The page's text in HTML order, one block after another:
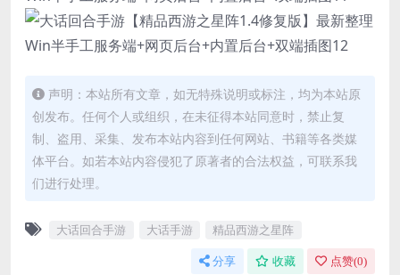
声明：本站所有文章，如无特殊说明或标注，均为本站原
创发布。任何个人或组织，在未征得本站同意时，禁止复
制、盗用、采集、发布本站内容到任何网站、书籍等各类媒
体平台。如若本站内容侵犯了原著者的合法权益，可联系我
们进行处理。
大话回合手游 大话手游 精品西游之星阵
分享 收藏 点赞(0)